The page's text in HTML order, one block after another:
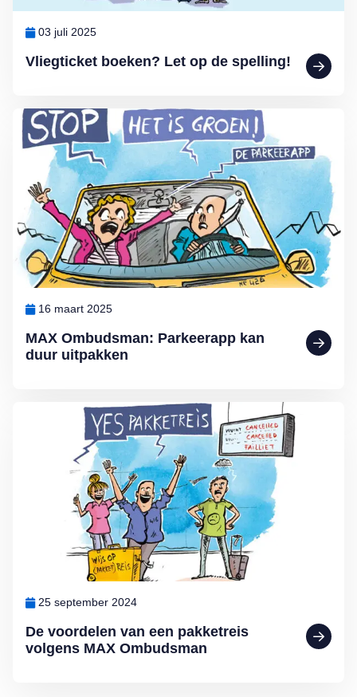
Vliegticket boeken? Let op de spelling!
03 juli 2025
MAX Ombudsman: Parkeerapp kan
duur uitpakken
16 maart 2025
Lees meer over MAX Ombudsman: Parkeerapp kan duur uitpakken
De voordelen van een pakketreis
volgens MAX Ombudsman
25 september 2024
Lees meer over De voordelen van een pakketreis volgens MAX